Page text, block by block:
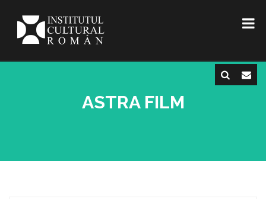
ASTRA FILM